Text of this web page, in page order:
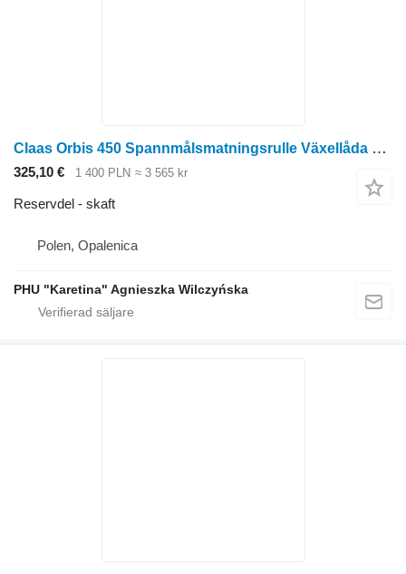
Claas Orbis 450 Spannmålsmatningsrulle Växellåda Del skaft till Claas Orbis 450 radoberoende skärbord för majsskörd
325,10 € 1 400 PLN ≈ 3 565 kr
Reservdel - skaft
Polen, Opalenica
PHU "Karetina" Agnieszka Wilczyńska